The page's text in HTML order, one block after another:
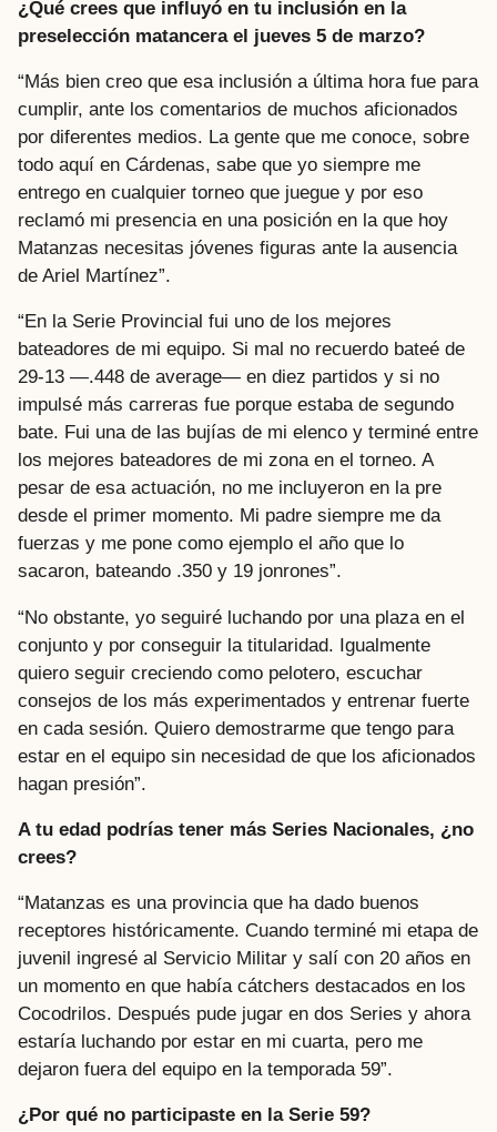
¿Qué crees que influyó en tu inclusión en la
preselección matancera el jueves 5 de marzo?
“Más bien creo que esa inclusión a última hora fue para
cumplir, ante los comentarios de muchos aficionados
por diferentes medios. La gente que me conoce, sobre
todo aquí en Cárdenas, sabe que yo siempre me
entrego en cualquier torneo que juegue y por eso
reclamó mi presencia en una posición en la que hoy
Matanzas necesitas jóvenes figuras ante la ausencia
de Ariel Martínez”.
“En la Serie Provincial fui uno de los mejores
bateadores de mi equipo. Si mal no recuerdo bateé de
29-13 —.448 de average— en diez partidos y si no
impulsé más carreras fue porque estaba de segundo
bate. Fui una de las bujías de mi elenco y terminé entre
los mejores bateadores de mi zona en el torneo. A
pesar de esa actuación, no me incluyeron en la pre
desde el primer momento. Mi padre siempre me da
fuerzas y me pone como ejemplo el año que lo
sacaron, bateando .350 y 19 jonrones”.
“No obstante, yo seguiré luchando por una plaza en el
conjunto y por conseguir la titularidad. Igualmente
quiero seguir creciendo como pelotero, escuchar
consejos de los más experimentados y entrenar fuerte
en cada sesión. Quiero demostrarme que tengo para
estar en el equipo sin necesidad de que los aficionados
hagan presión”.
A tu edad podrías tener más Series Nacionales, ¿no
crees?
“Matanzas es una provincia que ha dado buenos
receptores históricamente. Cuando terminé mi etapa de
juvenil ingresé al Servicio Militar y salí con 20 años en
un momento en que había cátchers destacados en los
Cocodrilos. Después pude jugar en dos Series y ahora
estaría luchando por estar en mi cuarta, pero me
dejaron fuera del equipo en la temporada 59”.
¿Por qué no participaste en la Serie 59?